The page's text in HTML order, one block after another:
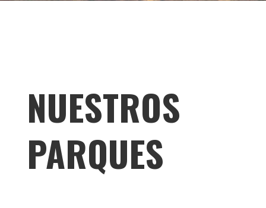
NUESTROS
PARQUES